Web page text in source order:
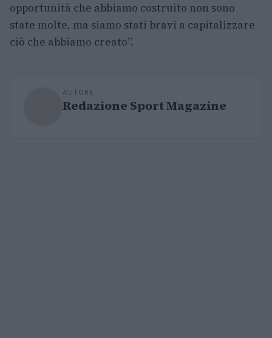
opportunità che abbiamo costruito non sono
state molte, ma siamo stati bravi a capitalizzare
ciò che abbiamo creato”.
AUTORE
Redazione Sport Magazine